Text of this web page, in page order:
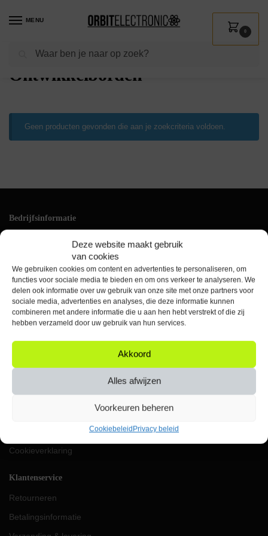
Deze website maakt gebruik
van cookies
We gebruiken cookies om content en advertenties te personaliseren, om
functies voor sociale media te bieden en om ons verkeer te analyseren. We
delen ook informatie over uw gebruik van onze site met onze partners voor
sociale media, advertenties en analyses, die deze informatie kunnen
combineren met andere informatie die u aan hen hebt verstrekt of die zij
hebben verzameld door uw gebruik van hun services.
Akkoord
Alles afwijzen
Voorkeuren beheren
CookiebeleidPrivacy beleid
MENU
Zoeken
0
Shop / Computer / Prototypes & Programmeren
Ontwikkelborden
Geen producten gevonden die aan je zoekcriteria voldoen.
Bedrijfsinformatie
+31(0)228 528 161
Elke werkdag bereikbaar
tussen 09:00 & 17:00 uur
KVK: 87624419
VAT: NL004453656B91
IBAN: NL69RABO0357049896
Werken bij Orbit
Algemene voorwaarden
Cookieverklaring
Klantenservice
Retourneren
Betalingsinformatie